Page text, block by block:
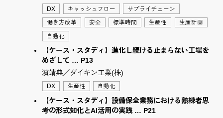
DX キャッシュフロー サプライチェーン
働き方改革 安全 標準時間 生産性 生産計画
自動化
【ケース・スタディ】進化し続ける止まらない工場を
めざして … P13
濵靖典／ダイキン工業(株)
DX 生産性 自動化
【ケース・スタディ】設備保全業務における熟練者思
考の形式知化とAI活用の実践 … P21